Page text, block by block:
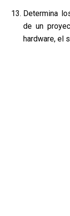
Determina
de un
hardware, el